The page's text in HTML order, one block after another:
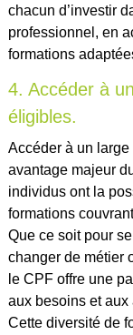
chacun d’investir
professionnel, en
formations
4. Accéder à
éligibles.
Accéder à un
avantage majeur
individus ont la
formations
Que ce soit pour
changer de métier
le CPF offre une
aux besoins et
Cette diversité de